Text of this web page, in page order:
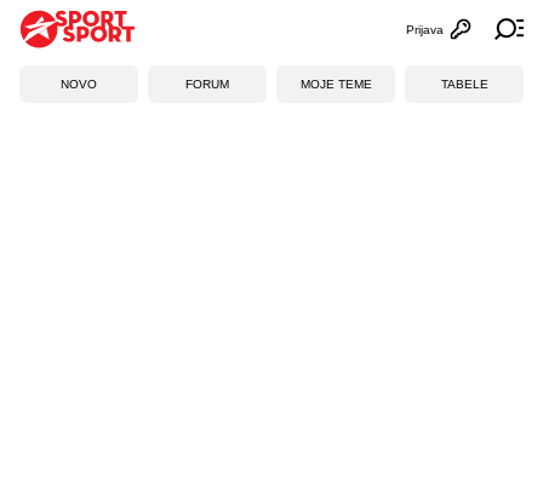
Otvori
Prijava
NOVO FORUM MOJE TEME TABELE